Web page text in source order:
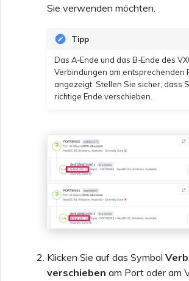
Sie verwenden möchten.
Tipp
Das A-Ende und das B-Ende des
Verbindungen am entsprechenden
angezeigt. Stellen Sie sicher, dass
richtige Ende verschieben.
Klicken Sie auf das Symbol
verschieben am Port oder am